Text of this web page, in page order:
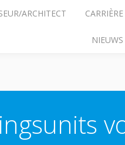
ARCHITECT CARRIÈRE
NIEUWS